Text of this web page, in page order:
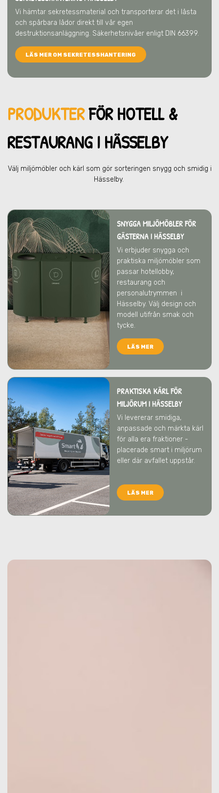
Vi hämtar sekretessmaterial och transporterar det i låsta
och spårbara lådor direkt till vår egen
destruktionsanläggning. Säkerhetsnivåer enligt DIN 66399.
LÄS MER OM SEKRETESSHANTERING
PRODUKTERFÖR HOTELL &
RESTAURANG I HÄSSELBY
Välj miljömöbler och kärl som gör sorteringen snygg och smidig i
Hässelby.
SNYGGA MILJÖMÖBLER FÖR
GÄSTERNA I HÄSSELBY
Vi erbjuder snygga och
praktiska miljömöbler som
passar hotellobby,
restaurang och
personalutrymmen i
Hässelby. Välj design och
modell utifrån smak och
tycke.
LÄS MER
PRAKTISKA KÄRL FÖR
MILJÖRUMI HÄSSELBY
Vi levererar smidiga,
anpassade och märkta kärl
för alla era fraktioner -
placerade smart i miljörum
eller där avfallet uppstår.
LÄS MER